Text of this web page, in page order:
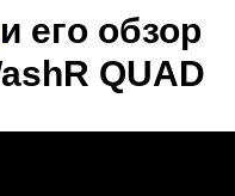
и его обзор
QUAD